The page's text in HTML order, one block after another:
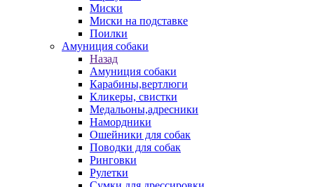
Миски
Миски на подставке
Поилки
Амуниция собаки
Назад
Амуниция собаки
Карабины,вертлюги
Кликеры, свистки
Медальоны,адресники
Намордники
Ошейники для собак
Поводки для собак
Ринговки
Рулетки